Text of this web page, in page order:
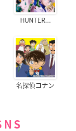
HUNTER...
名探偵コナン